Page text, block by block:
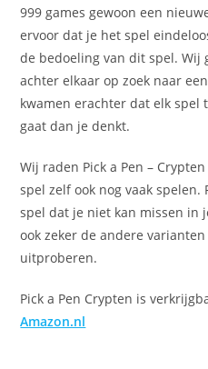
999 games gewoon een
ervoor dat je het spel
de bedoeling van dit spel.
achter elkaar op zoek naar
kwamen erachter dat elk spel
gaat dan je denkt.
Wij raden Pick a Pen –
spel zelf ook nog vaak spelen.
spel dat je niet kan missen in
ook zeker de andere
uitproberen.
Pick a Pen Crypten is
Amazon.nl